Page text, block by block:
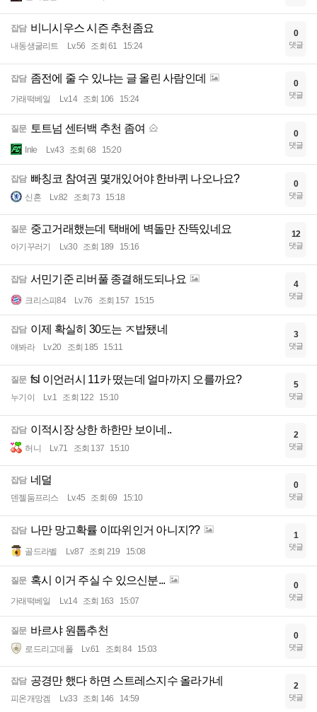
잡담 비니시우스 시즌 추천좀요
내동생굴리트 Lv.56 조회 61 15:24
0
댓글
잡담 좀전에 줄 수 있냐는 글 올린 사람인데
가래떡베일 Lv.14 조회 106 15:24
0
댓글
질문 토트넘 센터백 추천 좀여
Inle Lv.43 조회 68 15:20
0
댓글
잡담 빠칭코 참여권 몇개있어야 한바퀴 나오나요?
신혼 Lv.82 조회 73 15:18
0
댓글
질문 중고거래했는데 택배에 벽돌만 잔뜩있네요
아기꾸러기 Lv.30 조회 189 15:16
12
댓글
잡담 서민기준 리버풀 종결해도되나요
크리스피84 Lv.76 조회 157 15:15
4
댓글
잡담 이제 확실히 30도는 ㅈ밥됐네
얘봐라 Lv.20 조회 185 15:11
3
댓글
질문 fsl 이언러시 11카 떴는데 얼마까지 오를까요?
누기이 Lv.1 조회 122 15:10
5
댓글
잡담 이적시장 상한 하한만 보이네..
허니 Lv.71 조회 137 15:10
2
댓글
잡담 네덜
덴젤둠프리스 Lv.45 조회 69 15:10
0
댓글
잡담 나만 망고확률 이따위인거 아니지??
골드라벨 Lv.87 조회 219 15:08
1
댓글
질문 혹시 이거 주실 수 있으신분...
가래떡베일 Lv.14 조회 163 15:07
0
댓글
질문 바르샤 원톱추천
로드리고데폴 Lv.61 조회 84 15:03
0
댓글
잡담 공경만 했다 하면 스트레스지수 올라가네
피온개망겜 Lv.33 조회 146 14:59
2
댓글